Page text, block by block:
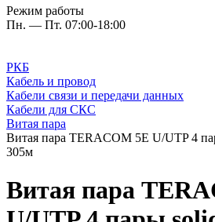
Режим работы
Пн. — Пт. 07:00-18:00
РКБ
Кабель и провод
Кабели связи и передачи данных
Кабели для СКС
Витая пара
Витая пара TERACOM 5Е U/UTP 4
305м
Витая пара